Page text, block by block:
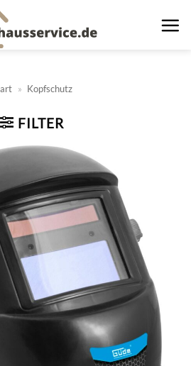
» Kopfschutz
FILTER